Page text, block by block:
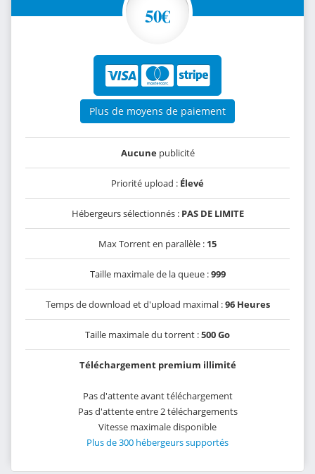
50€
Plus de moyens de paiement
Aucunepublicité
Priorité upload : Élevé
Hébergeurs sélectionnés : PAS DE LIMITE
Max Torrent en parallèle : 15
Taille maximale de la queue :999
Temps de download et d'upload maximal :96 Heures
Taille maximale du torrent :500 Go
Téléchargement premium illimité
Pas d'attente avant téléchargement
Pas d'attente entre 2 téléchargements
Vitesse maximale disponible
Plus de 300 hébergeurs supportés